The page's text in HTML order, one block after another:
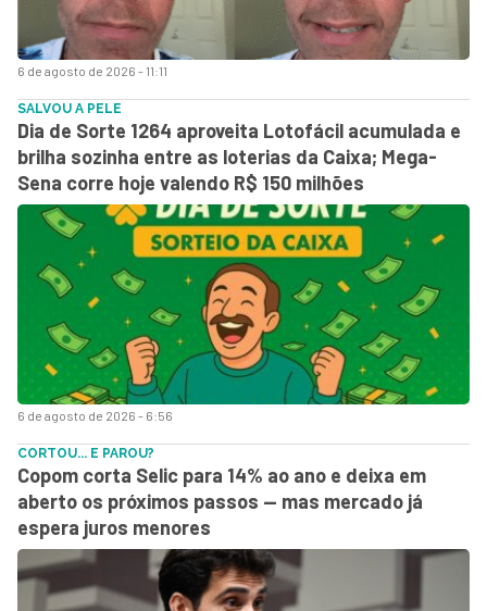
6 de agosto de 2026 - 11:11
6 de agosto de 2026 - 6:56
SALVOU A PELE
Dia de Sorte 1264 aproveita Lotofácil acumulada e
brilha sozinha entre as loterias da Caixa; Mega-
Sena corre hoje valendo R$ 150 milhões
CORTOU... E PAROU?
Copom corta Selic para 14% ao ano e deixa em
aberto os próximos passos — mas mercado já
espera juros menores